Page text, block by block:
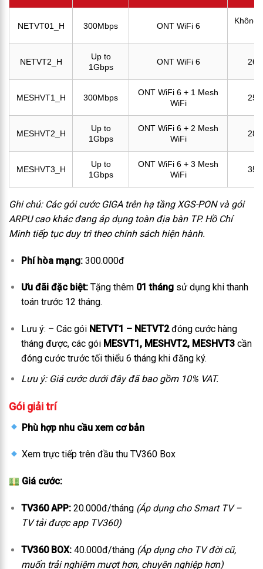
NETVT01_H 300Mbps ONT WiFi 6
Không
NETVT2_H
Up to
1Gbps
ONT WiFi 6
MESHVT1_H 300Mbps
ONT WiFi 6 + 1 Mesh
WiFi
MESHVT2_H
Up to
1Gbps
ONT WiFi 6 + 2 Mesh
WiFi
MESHVT3_H
Up to
1Gbps
ONT WiFi 6 + 3 Mesh
WiFi
Ghi chú: Các gói cước GIGA trên hạ tầng XGS-PON và gói
ARPU cao khác đang áp dụng toàn địa bàn TP. Hồ Chí
Minh tiếp tục duy trì theo chính sách hiện hành.
Phí hòa mạng:300.000đ
Ưu đãi đặc biệt:Tặng thêm 01 thángsử dụng khi thanh
toán trước 12 tháng.
Lưu ý: – Các gói NETVT1 – NETVT2đóng cước hàng
tháng được, các gói MESVT1, MESHVT2, MESHVT3cần
đóng cước trước tối thiểu 6 tháng khi đăng ký.
Lưu ý: Giá cước dưới đây đã bao gồm 10% VAT.
Gói giải trí
Phù hợp nhu cầu xem cơ bản
Xem trực tiếp trên đầu thu TV360 Box
Giá cước:
TV360 APP:20.000đ/tháng (Áp dụng cho Smart TV –
TV tải được app TV360)
TV360 BOX:40.000đ/tháng (Áp dụng cho TV đời cũ,
muốn trải nghiệm mượt hơn, chuyên nghiệp hơn)